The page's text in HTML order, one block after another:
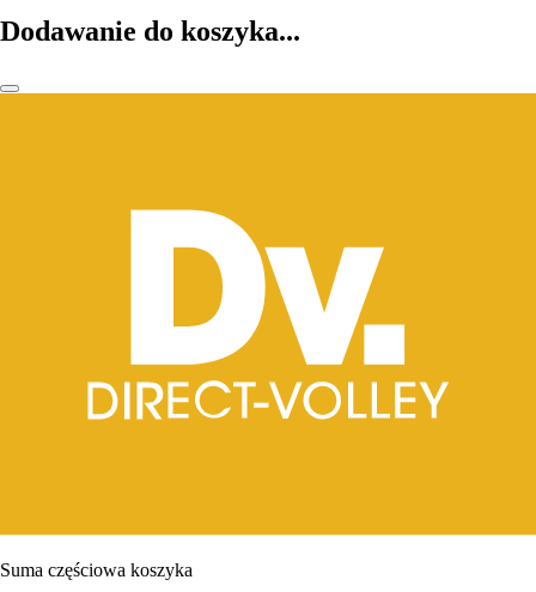
Dodawanie do koszyka...
Suma częściowa koszyka